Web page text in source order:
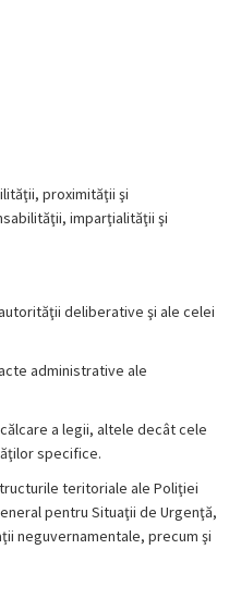
proximităţii şi
imparţialităţii şi
deliberative şi ale celei
administrative ale
a legii, altele decât cele
specifice.
teritoriale ale Poliţiei
pentru Situaţii de Urgenţă,
neguvernamentale, precum şi